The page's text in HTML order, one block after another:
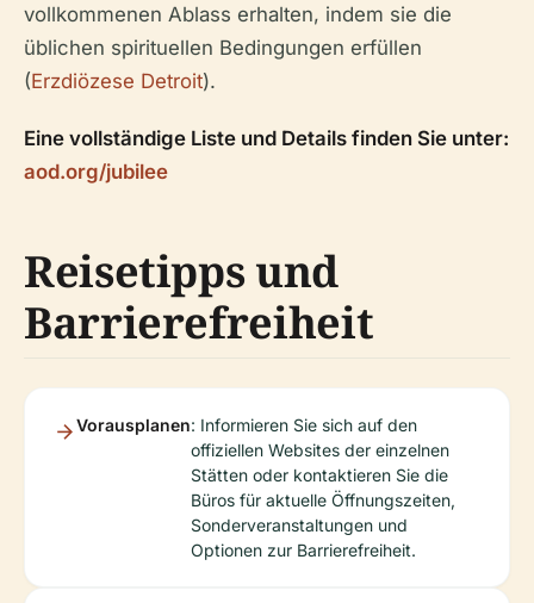
vollkommenen Ablass erhalten, indem sie die
üblichen spirituellen Bedingungen erfüllen
(Erzdiözese Detroit).
Eine vollständige Liste und Details finden Sie unter:
aod.org/jubilee
Reisetipps und
Barrierefreiheit
Vorausplanen: Informieren Sie sich auf den
offiziellen Websites der einzelnen
Stätten oder kontaktieren Sie die
Büros für aktuelle Öffnungszeiten,
Sonderveranstaltungen und
Optionen zur Barrierefreiheit.